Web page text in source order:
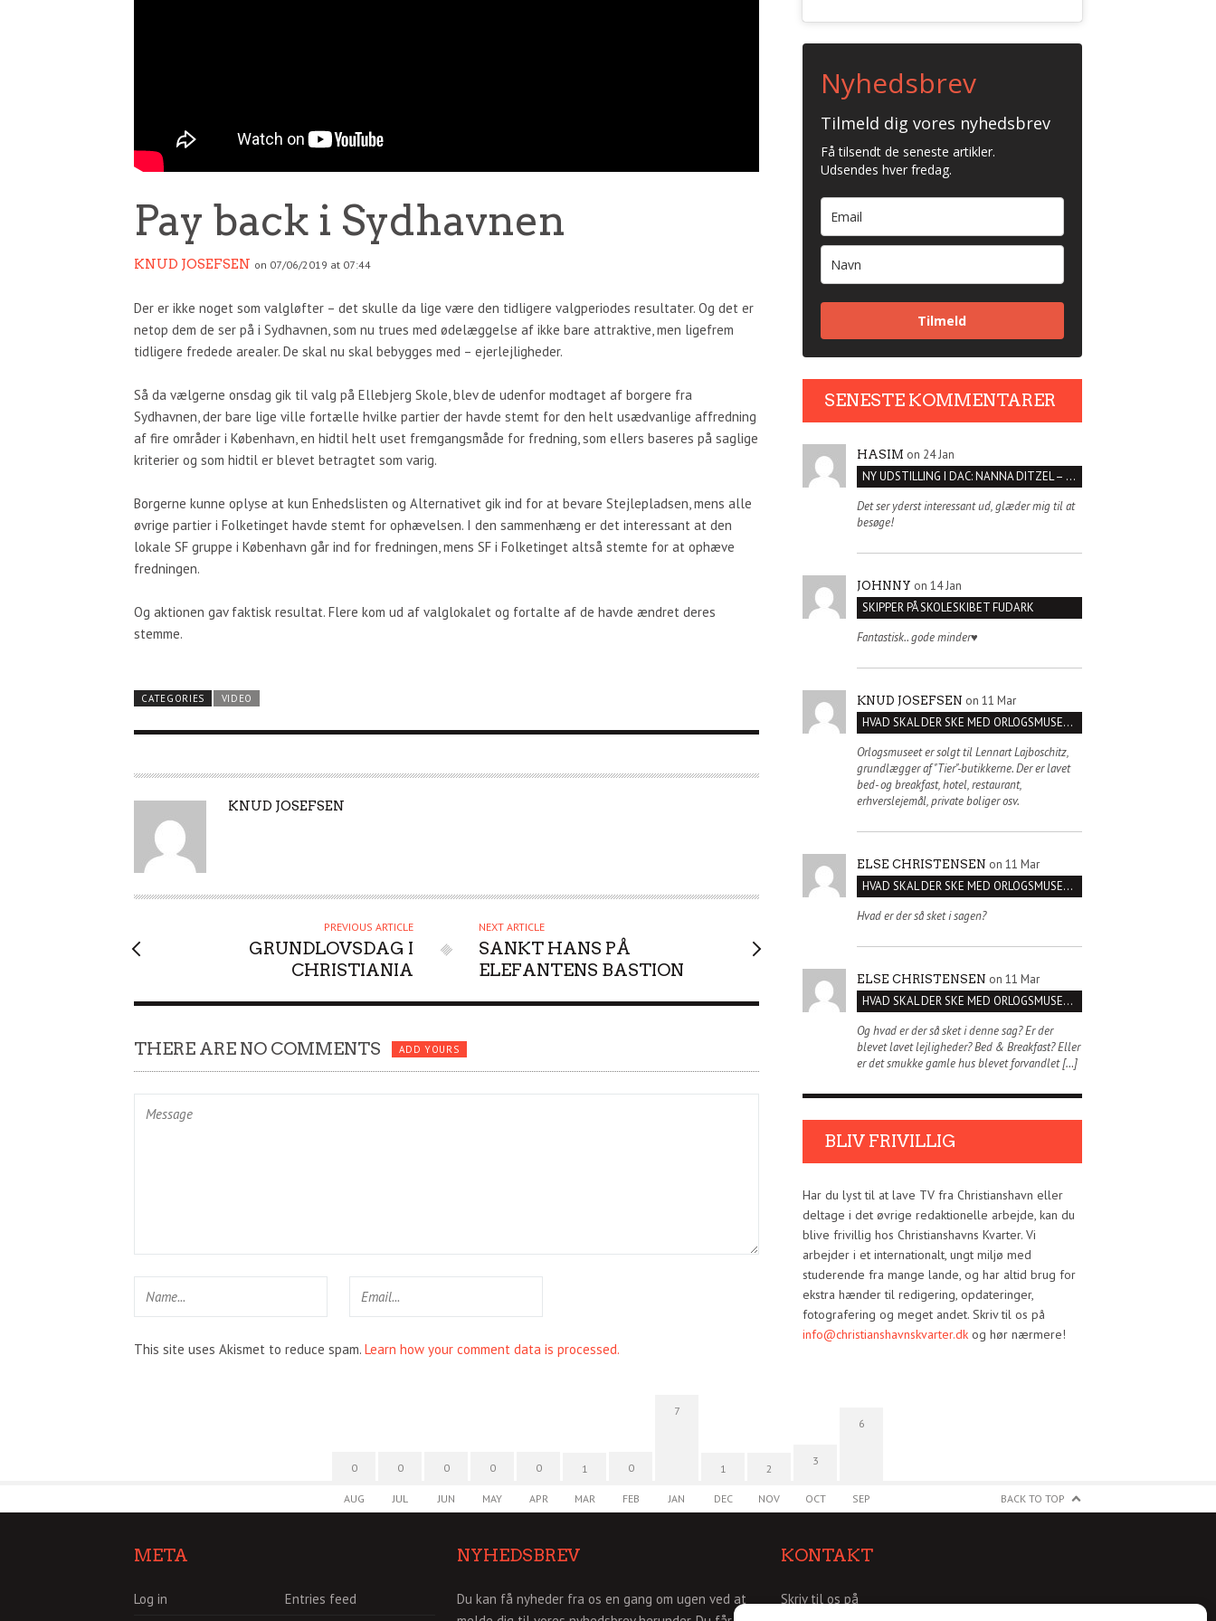
Pay back i Sydhavnen
KNUD JOSEFSEN on 07/06/2019 at 07:44
Der er ikke noget som valgløfter – det skulle da lige være den tidligere valgperiodes resultater. Og det er
netop dem de ser på i Sydhavnen, som nu trues med ødelæggelse af ikke bare attraktive, men ligefrem
tidligere fredede arealer. De skal nu skal bebygges med – ejerlejligheder.
Så da vælgerne onsdag gik til valg på Ellebjerg Skole, blev de udenfor modtaget af borgere fra
Sydhavnen, der bare lige ville fortælle hvilke partier der havde stemt for den helt usædvanlige affredning
af fire områder i København, en hidtil helt uset fremgangsmåde for fredning, som ellers baseres på saglige
kriterier og som hidtil er blevet betragtet som varig.
Borgerne kunne oplyse at kun Enhedslisten og Alternativet gik ind for at bevare Stejlepladsen, mens alle
øvrige partier i Folketinget havde stemt for ophævelsen. I den sammenhæng er det interessant at den
lokale SF gruppe i København går ind for fredningen, mens SF i Folketinget altså stemte for at ophæve
fredningen.
Og aktionen gav faktisk resultat. Flere kom ud af valglokalet og fortalte af de havde ændret deres
stemme.
CATEGORIES VIDEO
A
O
KNUD JOSEFSEN
PREVIOUS ARTICLE
GRUNDLOVSDAG I
CHRISTIANIA
NEXT ARTICLE
SANKT HANS PÅ
ELEFANTENS BASTION
THERE ARE NO COMMENTS ADD YOURS
This site uses Akismet to reduce spam. Learn how your comment data is processed.
Nyhedsbrev
Tilmeld dig vores nyhedsbrev
Få tilsendt de seneste artikler.
Udsendes hver fredag.
Tilmeld
SENESTE KOMMENTARER
HASIM on 24 Jan
NY UDSTILLING I DAC: NANNA DITZEL – SÆT KROPPEN FRI
Det ser yderst interessant ud, glæder mig til at
besøge!
JOHNNY on 14 Jan
SKIPPER PÅ SKOLESKIBET FUDARK
Fantastisk.. gode minder♥️
KNUD JOSEFSEN on 11 Mar
HVAD SKAL DER SKE MED ORLOGSMUSEET?
Orlogsmuseet er solgt til Lennart Lajboschitz,
grundlægger af "Tier"-butikkerne. Der er lavet
bed- og breakfast, hotel, restaurant,
erhverslejemål, private boliger osv.
ELSE CHRISTENSEN on 11 Mar
HVAD SKAL DER SKE MED ORLOGSMUSEET?
Hvad er der så sket i sagen?
ELSE CHRISTENSEN on 11 Mar
HVAD SKAL DER SKE MED ORLOGSMUSEET?
Og hvad er der så sket i denne sag? Er der
blevet lavet lejligheder? Bed & Breakfast? Eller
er det smukke gamle hus blevet forvandlet […]
BLIV FRIVILLIG
Har du lyst til at lave TV fra Christianshavn eller
deltage i det øvrige redaktionelle arbejde, kan du
blive frivillig hos Christianshavns Kvarter. Vi
arbejder i et internationalt, ungt miljø med
studerende fra mange lande, og har altid brug for
ekstra hænder til redigering, opdateringer,
fotografering og meget andet. Skriv til os på
info@christianshavnskvarter.dkog hør nærmere!
0
AUG
0
JUL
0
JUN
0
MAY
0
APR
1
MAR
0
FEB
7
JAN
1
DEC
2
NOV
3
OCT
6
SEP BACK TO TOP
META
Log in Entries feed
NYHEDSBREV
Du kan få nyheder fra os en gang om ugen ved at
KONTAKT
Skriv til os på